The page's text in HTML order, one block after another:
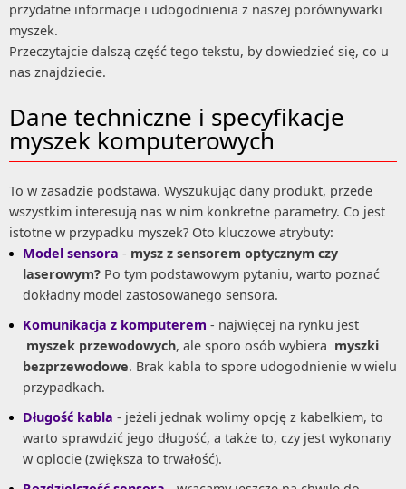
przydatne informacje i udogodnienia z naszej porównywarki
myszek.
Przeczytajcie dalszą część tego tekstu, by dowiedzieć się, co u
nas znajdziecie.
Dane techniczne i specyfikacje
myszek komputerowych
To w zasadzie podstawa. Wyszukując dany produkt, przede
wszystkim interesują nas w nim konkretne parametry. Co jest
istotne w przypadku myszek? Oto kluczowe atrybuty:
Model sensora - mysz z sensorem optycznym czy
laserowym? Po tym podstawowym pytaniu, warto poznać
dokładny model zastosowanego sensora.
Komunikacja z komputerem - najwięcej na rynku jest
myszek przewodowych, ale sporo osób wybiera myszki
bezprzewodowe. Brak kabla to spore udogodnienie w wielu
przypadkach.
Długość kabla - jeżeli jednak wolimy opcję z kabelkiem, to
warto sprawdzić jego długość, a także to, czy jest wykonany
w oplocie (zwiększa to trwałość).